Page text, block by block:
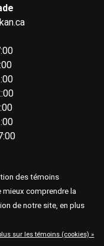
des témoins
comprendre la
de notre site, en plus
sur les témoins (cookies) »